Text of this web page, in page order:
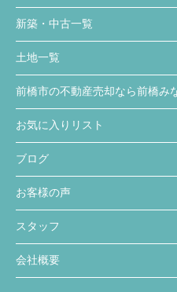
新築・中古一覧
土地一覧
前橋市の不動産売却なら前橋み
お気に入りリスト
ブログ
お客様の声
スタッフ
会社概要